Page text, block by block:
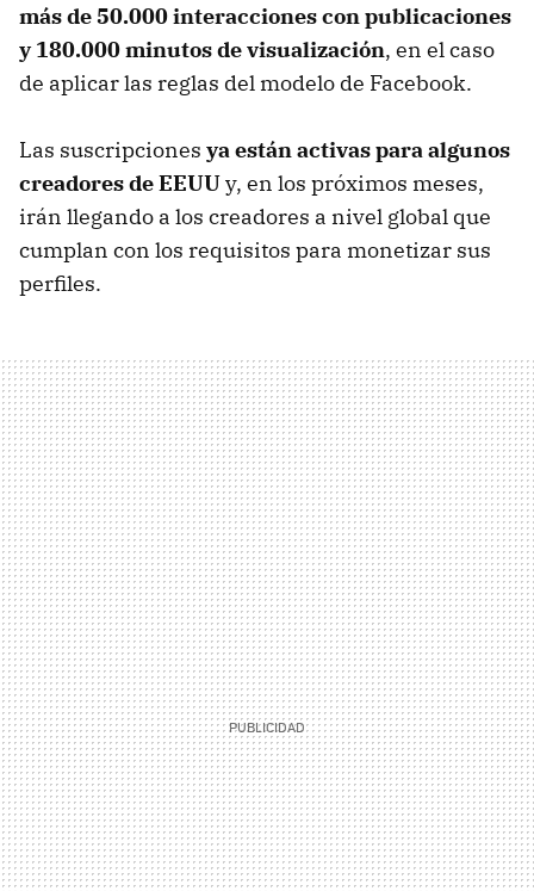
más de 50.000 interacciones con publicaciones
y 180.000 minutos de visualización, en el caso
de aplicar las reglas del modelo de Facebook.
Las suscripciones ya están activas para algunos
creadores de EEUUy, en los próximos meses,
irán llegando a los creadores a nivel global que
cumplan con los requisitos para monetizar sus
perfiles.